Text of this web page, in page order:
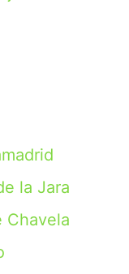
la Jara
Chavela